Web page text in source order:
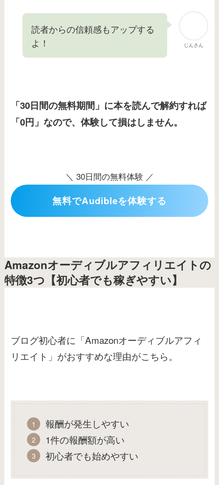
じんさん
読者からの信頼感もアップする
よ！
「30日間の無料期間」に本を読んで解約すれば
「0円」なので、体験して損はしません。
＼ 30日間の無料体験 ／
無料でAudibleを体験する
Amazonオーディブルアフィリエイトの
特徴3つ【初心者でも稼ぎやすい】
ブログ初心者に「Amazonオーディブルアフィ
リエイト」がおすすめな理由がこちら。
報酬が発生しやすい
1件の報酬額が高い
初心者でも始めやすい